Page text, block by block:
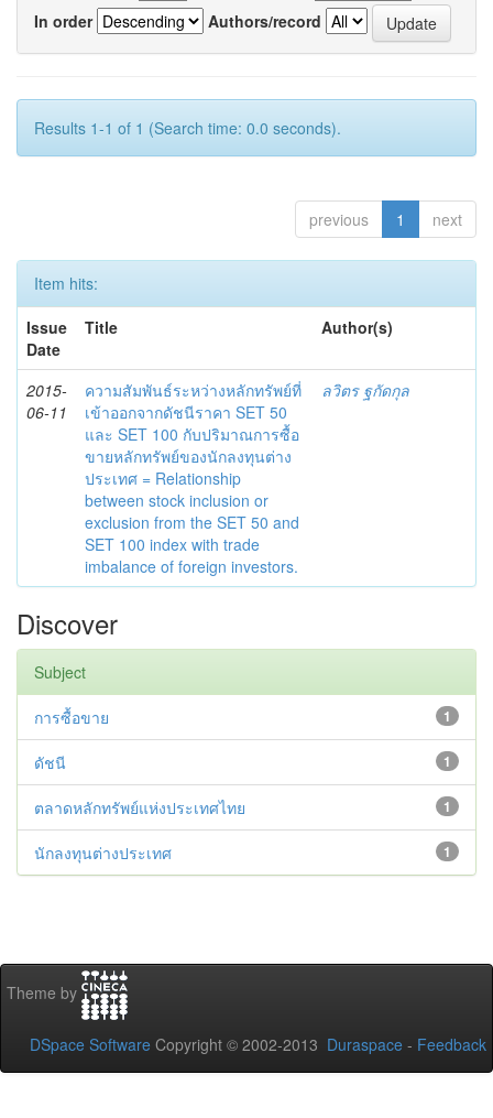
In order
Authors/record
Results 1-1 of 1 (Search time: 0.0 seconds).
previous 1 next
Item hits:
Issue
Date
Title Author(s)
2015-
06-11
ความสัมพันธ์ระหว่างหลักทรัพย์ที่
เข้าออกจากดัชนีราคา SET 50
และ SET 100 กับปริมาณการซื้อ
ขายหลักทรัพย์ของนักลงทุนต่าง
ประเทศ = Relationship
between stock inclusion or
exclusion from the SET 50 and
SET 100 index with trade
imbalance of foreign investors.
ลวิตร ฐกัดกุล
Discover
Subject
1
การซื้อขาย
1
ดัชนี
1
ตลาดหลักทรัพย์แห่งประเทศไทย
1
นักลงทุนต่างประเทศ
Theme by
DSpace Software Copyright © 2002-2013 Duraspace - Feedback